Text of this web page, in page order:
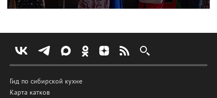
Гид по сибирской кухне
Карта катков